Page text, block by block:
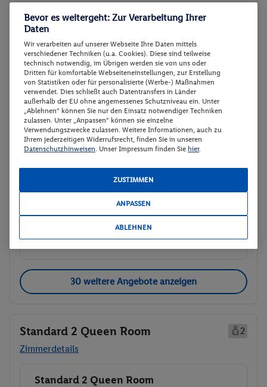
Veranstalter:Meiers Weltreisen - DERTOUR
Deutschland GmbH
Weitere Informationen des
Veranstalters
Buchen
Standard King Room
08.11. - 10.11.2026
Standard King Room
p.P.
191.
Meiers Weltreisen - DERTOUR
30 weitere Angebote anzeigen
Standard 2 Queen Room
2
Zimmerdetails
Buchen
Standard 2 Queen Room
Bevor es weitergeht: Zur Verarbeitung Ihrer
Daten
Wir verarbeiten auf unserer Webseite Ihre Daten mittels
verschiedener Techniken (u.a. Cookies). Diese sind teilweise
technisch notwendig, im Übrigen werden sie von uns oder
Dritten für komfortable Webseiteneinstellungen, zur Erstellung
von Statistiken oder für personalisierte (Werbe-) Maßnahmen
verwendet. Dies schließt auch Datentransfers in Länder
außerhalb der EU ohne angemessenes Schutzniveau ein. Unter
„Ablehnen“ können Sie nur den Einsatz notwendiger Techniken
zulassen. Unter „Anpassen“ können sie einzelne
Verwendungszwecke zulassen. Weitere Informationen, auch zu
Ihrem jederzeitigen Widerrufsrecht, finden Sie in unseren
Datenschutzhinweisen. Unser Impressum finden Sie hier.
ZUSTIMMEN
ANPASSEN
ABLEHNEN